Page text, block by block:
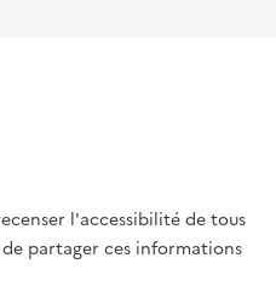
l'accessibilité de tous
partager ces informations